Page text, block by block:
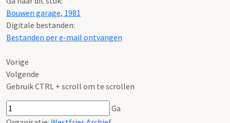
Bouwen garage, 1981
Digitale bestanden:
Bestanden per e-mail ontvangen
Vorige
Volgende
Gebruik CTRL + scroll om te scrollen
Ga